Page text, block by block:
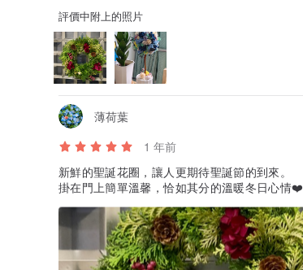
評價中附上的照片
薄荷葉
1 年前
新鮮的聖誕花圈，讓人更期待聖誕節的到來。
掛在門上簡單溫馨，恰如其分的溫暖冬日心情❤️